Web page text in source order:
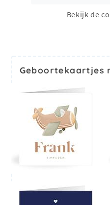
Bekijk de
Geboortekaartjes